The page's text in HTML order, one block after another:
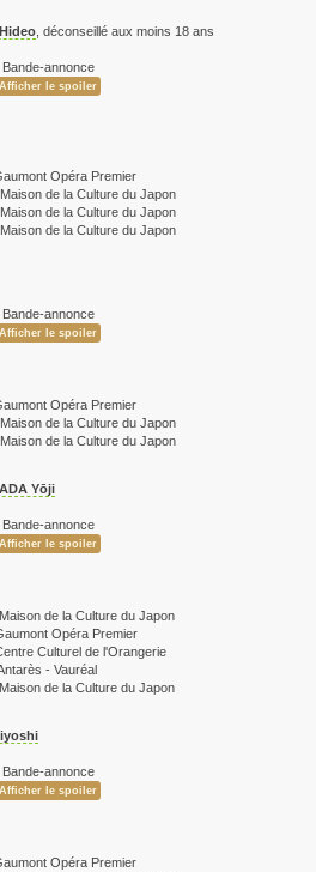
, déconseillé aux moins 18 ans
Bande-annonce
Opéra Premier
de la Culture du Japon
de la Culture du Japon
de la Culture du Japon
Bande-annonce
Opéra Premier
de la Culture du Japon
de la Culture du Japon
Yōji
Bande-annonce
de la Culture du Japon
Opéra Premier
Culturel de l'Orangerie
- Vauréal
de la Culture du Japon
Bande-annonce
Opéra Premier